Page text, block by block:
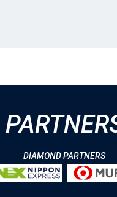
DIAMOND PARTNERS